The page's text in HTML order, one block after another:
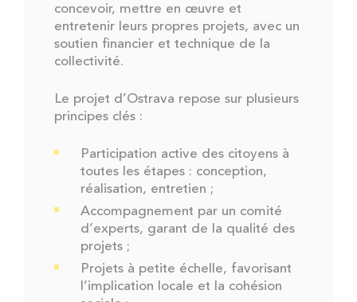
concevoir, mettre en œuvre et
entretenir leurs propres projets, avec un
soutien financier et technique de la
collectivité.
Le projet d’Ostrava repose sur plusieurs
principes clés :
Participation active des citoyens à
toutes les étapes : conception,
réalisation, entretien ;
Accompagnement par un comité
d’experts, garant de la qualité des
projets ;
Projets à petite échelle, favorisant
l’implication locale et la cohésion